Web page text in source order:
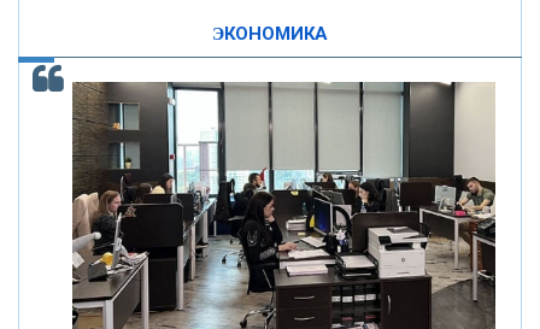
ЭКОНОМИКА